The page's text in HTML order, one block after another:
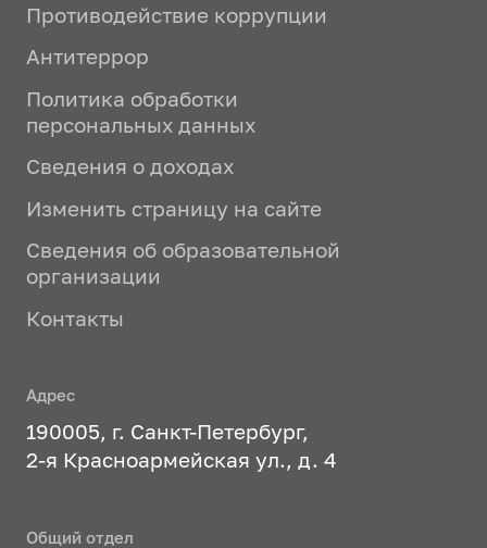
Противодействие коррупции
Антитеррор
Политика обработки
персональных данных
Сведения о доходах
Изменить страницу на сайте
Сведения об образовательной
организации
Контакты
Адрес
190005, г. Санкт-Петербург,
2-я Красноармейская ул., д. 4
Общий отдел